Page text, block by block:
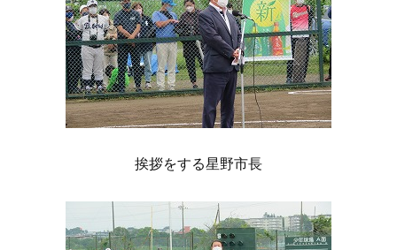
挨拶をする星野市長